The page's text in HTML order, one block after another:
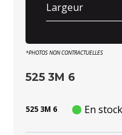
Largeur
*PHOTOS NON CONTRACTUELLES
525 3M 6
525 3M 6 En stock